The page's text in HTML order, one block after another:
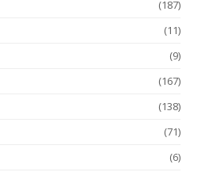
(187)
(11)
(9)
(167)
(138)
(71)
(6)